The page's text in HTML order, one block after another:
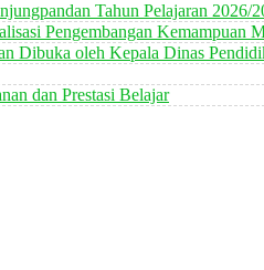
Tahun Pelajaran 2026/
Pengembangan
Dibuka oleh Kepala Dinas
dan Prestasi Belajar